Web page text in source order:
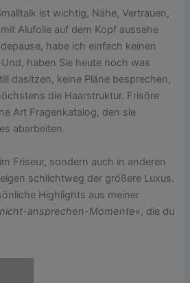
ist wichtig, Nähe, Vertrauen,
Alufolie auf dem Kopf aussehe
habe ich einfach keinen
haben Sie heute noch was
dasitzen, keine Pläne besprechen,
die Haarstruktur. Frisöre
Art Fragenkatalog, den sie
abarbeiten.
Friseur, sondern auch in anderen
schlichtweg der größere Luxus.
Highlights aus meiner
ansprechen-Momente«, die du